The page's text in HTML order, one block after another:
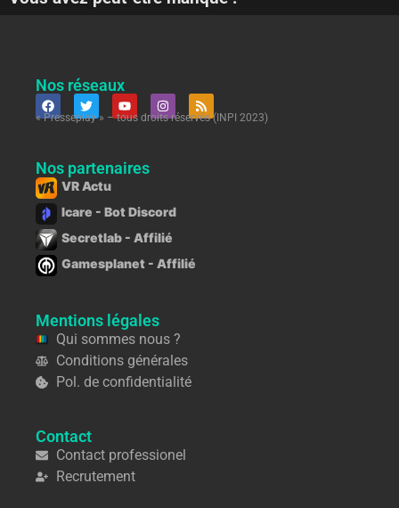
Nos réseaux
« Presseplay » – tous droits réservés (INPI 2023)
Nos partenaires
VR Actu
Icare - Bot Discord
Secretlab - Affilié
Gamesplanet - Affilié
Mentions légales
Qui sommes nous ?
Conditions générales
Pol. de confidentialité
Contact
Contact professionel
Recrutement